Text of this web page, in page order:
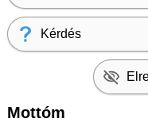
Kérdés
Mottóm